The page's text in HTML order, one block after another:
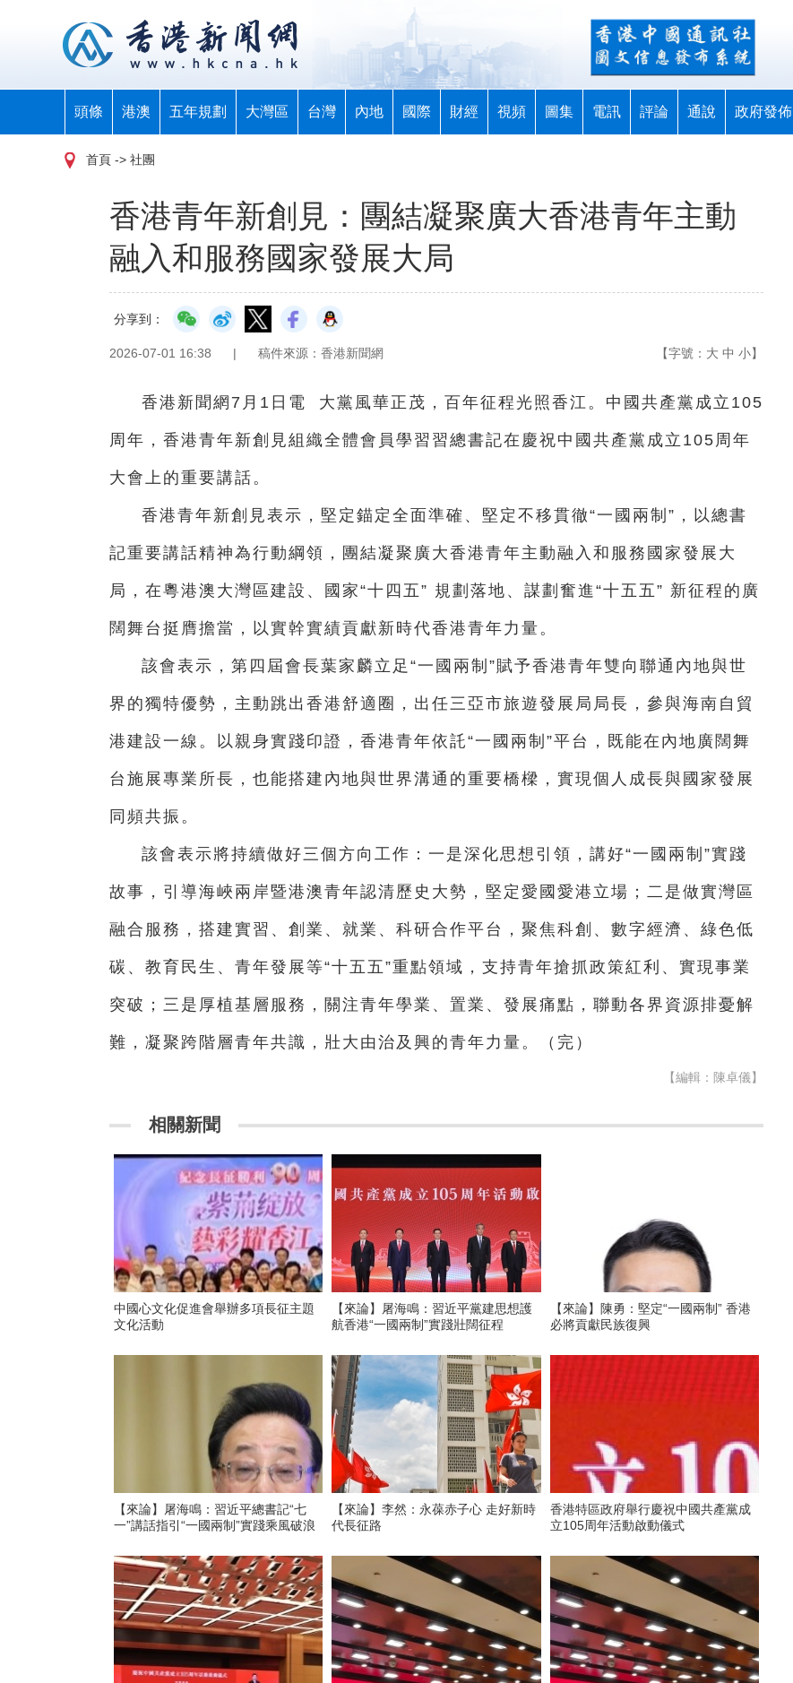
頭條 港澳 五年規劃 大灣區 台灣 內地 國際 財經 視頻 圖集 電訊 評論 通說 政府發佈
首頁 -> 社團
香港青年新創見：團結凝聚廣大香港青年主動
融入和服務國家發展大局
分享到：
2026-07-01 16:38 | 稿件來源：香港新聞網 【字號： 大 中 小】
香港新聞網7月1日電 大黨風華正茂，百年征程光照香江。中國共產黨成立105
周年，香港青年新創見組織全體會員學習習總書記在慶祝中國共產黨成立105周年
大會上的重要講話。
香港青年新創見表示，堅定錨定全面準確、堅定不移貫徹“一國兩制”，以總書
記重要講話精神為行動綱領，團結凝聚廣大香港青年主動融入和服務國家發展大
局，在粵港澳大灣區建設、國家“十四五” 規劃落地、謀劃奮進“十五五” 新征程的廣
闊舞台挺膺擔當，以實幹實績貢獻新時代香港青年力量。
該會表示，第四屆會長葉家麟立足“一國兩制”賦予香港青年雙向聯通內地與世
界的獨特優勢，主動跳出香港舒適圈，出任三亞市旅遊發展局局長，參與海南自貿
港建設一線。以親身實踐印證，香港青年依託“一國兩制”平台，既能在內地廣闊舞
台施展專業所長，也能搭建內地與世界溝通的重要橋樑，實現個人成長與國家發展
同頻共振。
該會表示將持續做好三個方向工作：一是深化思想引領，講好“一國兩制”實踐
故事，引導海峽兩岸暨港澳青年認清歷史大勢，堅定愛國愛港立場；二是做實灣區
融合服務，搭建實習、創業、就業、科研合作平台，聚焦科創、數字經濟、綠色低
碳、教育民生、青年發展等“十五五”重點領域，支持青年搶抓政策紅利、實現事業
突破；三是厚植基層服務，關注青年學業、置業、發展痛點，聯動各界資源排憂解
難，凝聚跨階層青年共識，壯大由治及興的青年力量。（完）
【編輯：陳卓儀】
相關新聞
​中國心文化促進會舉辦多項長征主題
文化活動
【來論】屠海鳴：習近平黨建思想護
航香港“一國兩制”實踐壯闊征程
【來論】陳勇：堅定“一國兩制” 香港
必將貢獻民族復興
【來論】屠海鳴：習近平總書記“七
一”講話指引“一國兩制”實踐乘風破浪
【來論】李然：永葆赤子心 走好新時
代長征路
香港特區政府舉行慶祝中國共產黨成
立105周年活動啟動儀式